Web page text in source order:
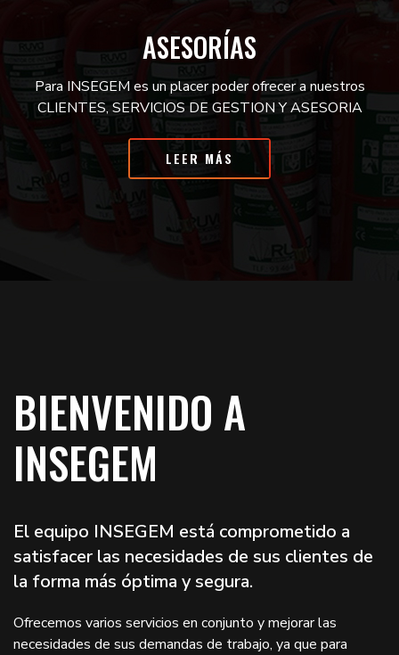
ASESORÍAS
Para INSEGEM es un placer poder ofrecer a nuestros
CLIENTES, SERVICIOS DE GESTION Y ASESORIA
LEER MÁS
BIENVENIDO A
INSEGEM
El equipo INSEGEM está comprometido a
satisfacer las necesidades de sus clientes de
la forma más óptima y segura.
Ofrecemos varios servicios en conjunto y mejorar las
necesidades de sus demandas de trabajo, ya que para